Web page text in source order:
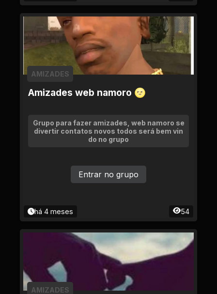
Amizades web namoro 🌝
AMIZADES
Grupo para fazer amizades, web namoro se
divertir contatos novos todos será bem vin
do no grupo
há 4 meses 54
Entrar no grupo
AMIZADES